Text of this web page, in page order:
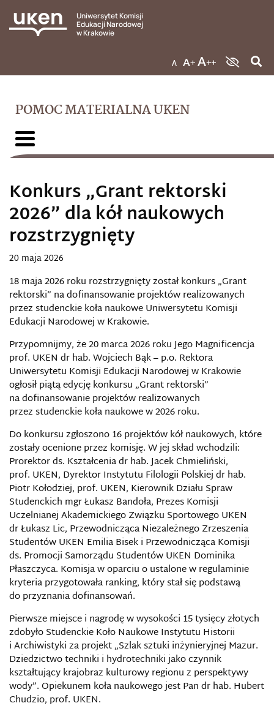
Uniwersytet Komisji
Edukacji Narodowej
w Krakowie
POMOC MATERIALNA UKEN
Konkurs „Grant rektorski
2026” dla kół naukowych
rozstrzygnięty
20 maja 2026
18 maja 2026 roku rozstrzygnięty został konkurs „Grant
rektorski” na dofinansowanie projektów realizowanych
przez studenckie koła naukowe Uniwersytetu Komisji
Edukacji Narodowej w Krakowie.
Przypomnijmy, że 20 marca 2026 roku Jego Magnificencja
prof. UKEN dr hab. Wojciech Bąk – p.o. Rektora
Uniwersytetu Komisji Edukacji Narodowej w Krakowie
ogłosił piątą edycję konkursu „Grant rektorski”
na dofinansowanie projektów realizowanych
przez studenckie koła naukowe w 2026 roku.
Do konkursu zgłoszono 16 projektów kół naukowych, które
zostały ocenione przez komisję. W jej skład wchodzili:
Prorektor ds. Kształcenia dr hab. Jacek Chmieliński,
prof. UKEN, Dyrektor Instytutu Filologii Polskiej dr hab.
Piotr Kołodziej, prof. UKEN, Kierownik Działu Spraw
Studenckich mgr Łukasz Bandoła, Prezes Komisji
Uczelnianej Akademickiego Związku Sportowego UKEN
dr Łukasz Lic, Przewodnicząca Niezależnego Zrzeszenia
Studentów UKEN Emilia Bisek i Przewodnicząca Komisji
ds. Promocji Samorządu Studentów UKEN Dominika
Płaszczyca. Komisja w oparciu o ustalone w regulaminie
kryteria przygotowała ranking, który stał się podstawą
do przyznania dofinansowań.
Pierwsze miejsce i nagrodę w wysokości 15 tysięcy złotych
zdobyło Studenckie Koło Naukowe Instytutu Historii
i Archiwistyki za projekt „Szlak sztuki inżynieryjnej Mazur.
Dziedzictwo techniki i hydrotechniki jako czynnik
kształtujący krajobraz kulturowy regionu z perspektywy
wody”. Opiekunem koła naukowego jest Pan dr hab. Hubert
Chudzio, prof. UKEN.